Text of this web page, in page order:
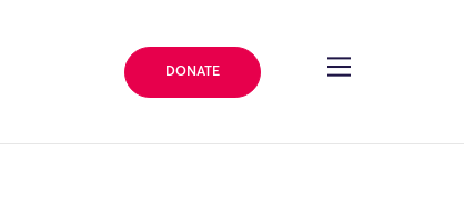
DONATE